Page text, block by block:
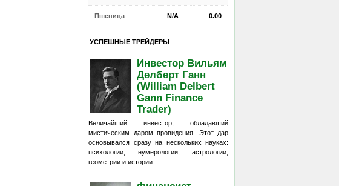
Пшеница N/A 0.00
УСПЕШНЫЕ ТРЕЙДЕРЫ
Инвестор Вильям
Делберт Ганн
(William Delbert
Gann Finance
Trader)
Величайший инвестор, обладавший
мистическим даром провидения. Этот дар
основывался сразу на нескольких науках:
психологии, нумерологии, астрологии,
геометрии и истории.